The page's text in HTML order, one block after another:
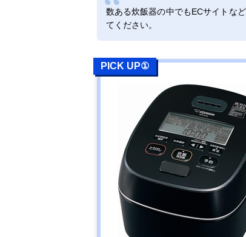
飯ジャー NW-
ブ) 単機能炊飯
COOKER RRS-
AT30WT
Amazonで見る
アイリスオーヤ
マ(IRIS
OHYAMA) 米屋
の旨み ジャー
炊飯器3合
Amazonで見る
数ある炊飯器の中でもECサイトな
てください。
PICK UP①